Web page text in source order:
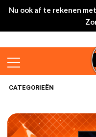
Nu ook af te rekenen
CATEGORIEËN